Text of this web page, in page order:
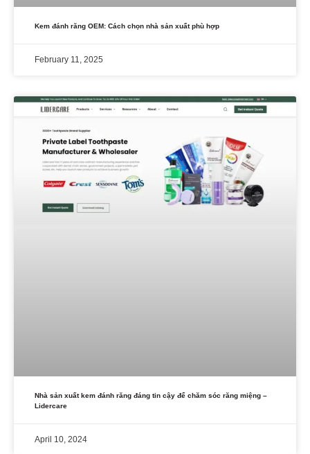
Kem đánh răng OEM: Cách chọn nhà sản xuất phù hợp
February 11, 2025
Nhà sản xuất kem đánh răng đáng tin cậy để chăm sóc răng miệng –
Lidercare
April 10, 2024